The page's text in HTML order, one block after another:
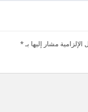
الإلزامية مشار إليها بـ*